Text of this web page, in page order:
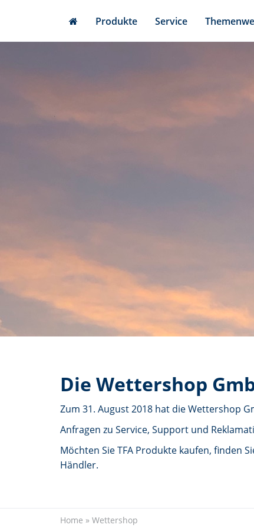
Produkte Service
Die Wettershop
Zum 31. August 2018 hat die Wettershop
Anfragen zu Service, Support und
Möchten Sie TFA Produkte kaufen, finden
Händler.
Home » Wettershop